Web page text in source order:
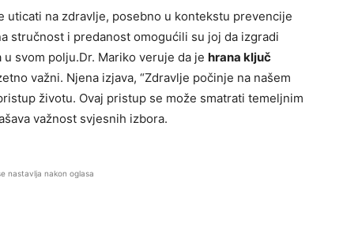
uticati na zdravlje, posebno u kontekstu prevencije
stručnost i predanost omogućili su joj da izgradi
svom polju.Dr. Mariko veruje da je hrana ključ
važni. Njena izjava, “Zdravlje počinje na našem
životu. Ovaj pristup se može smatrati temeljnim
važnost svjesnih izbora.
nastavlja nakon oglasa